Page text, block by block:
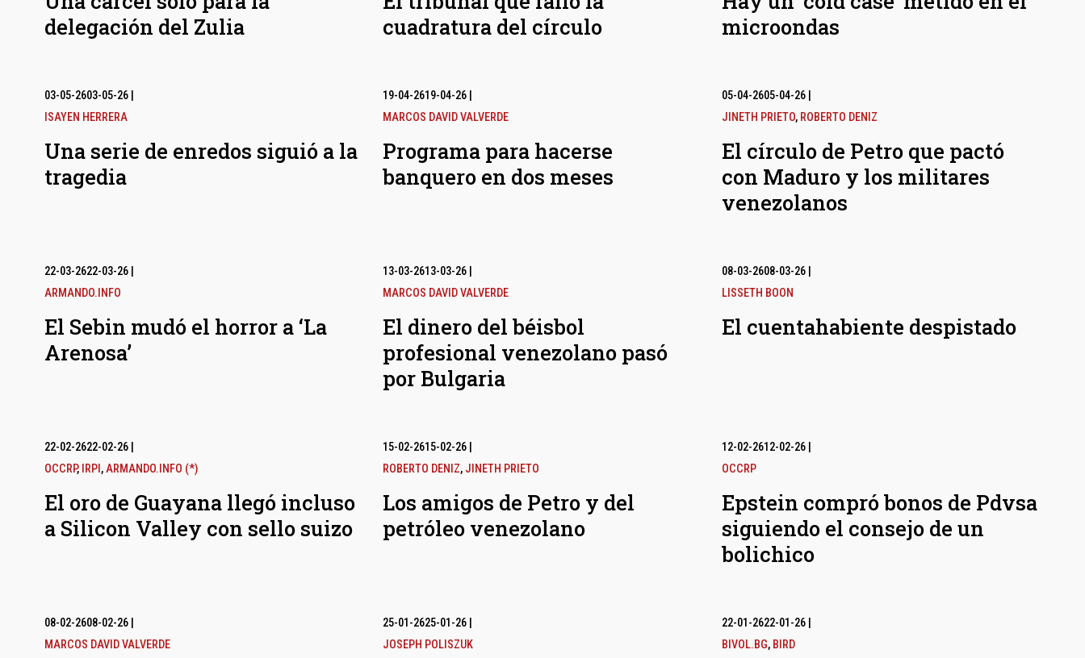
delegación del Zulia
cuadratura del círculo
microondas
03-05-2603-05-26|
ISAYEN HERRERA
Una serie de enredos siguió a la
tragedia
19-04-2619-04-26
MARCOS DAVID VALVERDE
Programa para hacerse
banquero en dos meses
05-04-2605-04-26|
JINETH PRIETO, ROBERTO DENIZ
El círculo de Petro que pactó
con Maduro y los militares
venezolanos
22-03-2622-03-26|
ARMANDO.INFO
El Sebin mudó el horror a ‘La
Arenosa’
13-03-2613-03-26
MARCOS DAVID VALVERDE
El dinero del béisbol
profesional venezolano pasó
por Bulgaria
08-03-2608-03-26|
LISSETH BOON
El cuentahabiente despistado
22-02-2622-02-26|
OCCRP, IRPI ,ARMANDO.INFO (*)
El oro de Guayana llegó incluso
a Silicon Valley con sello suizo
15-02-2615-02-26
ROBERTO DENIZ, JINETH PRIETO
Los amigos de Petro y del
petróleo venezolano
12-02-2612-02-26|
OCCRP
Epstein compró bonos de Pdvsa
siguiendo el consejo de un
bolichico
08-02-2608-02-26|
MARCOS DAVID VALVERDE
25-01-2625-01-26
JOSEPH POLISZUK
22-01-2622-01-26|
BIVOL.BG, BIRD